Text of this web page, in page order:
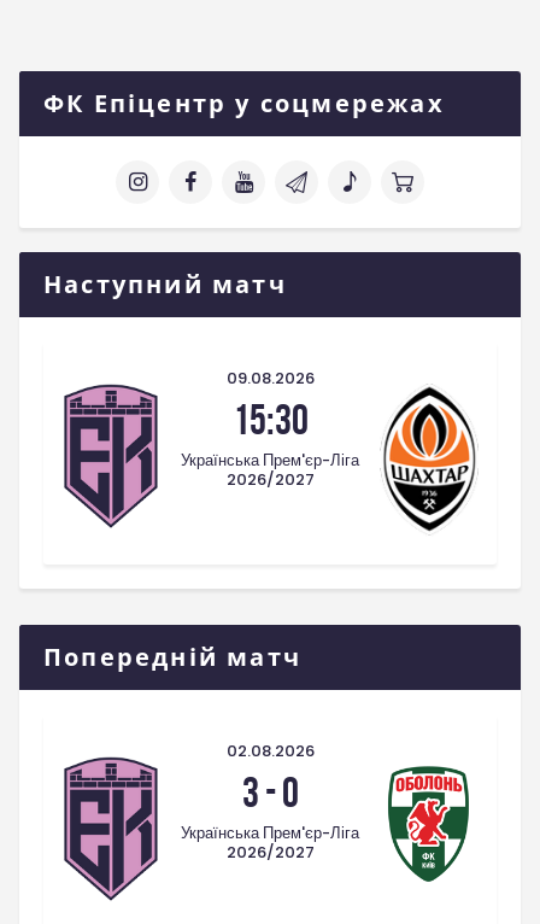
ФК Епіцентр у соцмережах
Наступний матч
09.08.2026
15:30
Українська Прем'єр-Ліга
2026/2027
Попередній матч
02.08.2026
3-0
Українська Прем'єр-Ліга
2026/2027